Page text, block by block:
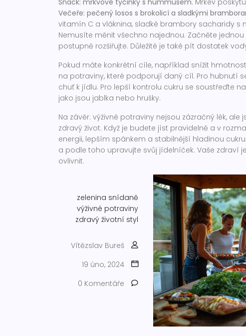
Snack: mrkvové tyčinky s hummusem. Mrkev
Večeře: pečený losos s brokolicí a sladkými
vitamín C a vláknina, sladké brambory sacharidy s
Nemusíte měnit všechno najednou. Začněte
postupně rozšiřujte. Důležité je také pít dostatek
Pokud máte konkrétní cíle, například snížit
na potraviny, které podporují daný cíl. Pro hubnutí
chuť k jídlu. Pro lepší kontrolu cukru se soustřeďte
jako jsou jablka nebo hrušky.
Na závěr: výživné potraviny nejsou zázračný lék,
zdravý život. Když je budete jíst pravidelně a v
energii, lepším spánkem a stabilnější hladinou
a podle toho upravujte svůj jídelníček. Vaše zdraví
ovlivnit.
zelenina snídaně
výživné potraviny
zdravý životní styl
Vítězslav Bureš
19 úno, 2024
0 Komentáře